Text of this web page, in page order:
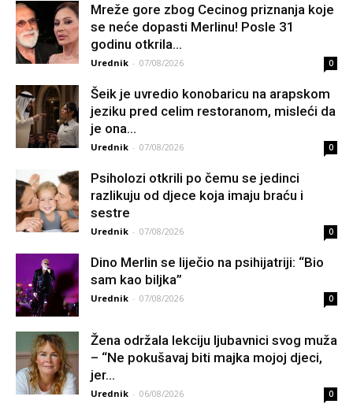
Mreže gore zbog Cecinog priznanja koje
se neće dopasti Merlinu! Posle 31
godinu otkrila...
Urednik - 07/08/2026 0
Šeik je uvredio konobaricu na arapskom
jeziku pred celim restoranom, misleći da
je ona...
Urednik - 07/08/2026 0
Psiholozi otkrili po čemu se jedinci
razlikuju od djece koja imaju braću i
sestre
Urednik - 07/08/2026 0
Dino Merlin se liječio na psihijatriji: “Bio
sam kao biljka”
Urednik - 07/08/2026 0
Žena održala lekciju ljubavnici svog muža
– “Ne pokušavaj biti majka mojoj djeci,
jer...
Urednik - 06/08/2026 0